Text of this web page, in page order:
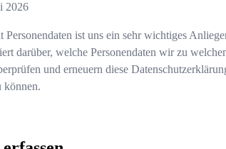
2026
Personendaten ist uns ein sehr wichtiges
darüber, welche Personendaten wir zu
und erneuern diese
können.